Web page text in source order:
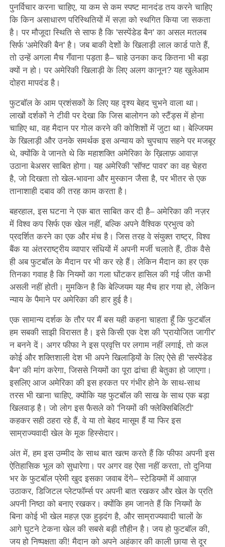
पुनर्विचार करना चाहिए, या कम से कम स्पष्ट मानदंड तय करने चाहिए
कि किन असाधारण परिस्थितियों में सज़ा को स्थगित किया जा सकता
है। पर मौजूदा स्थिति से साफ है कि 'सस्पेंडेड बैन' का असल मतलब
सिर्फ 'अमेरिकी बैन' है। जब बाकी देशों के खिलाड़ी लाल कार्ड पाते हैं,
तो उन्हें अगला मैच गँवाना पड़ता है– चाहे उनका कद कितना भी बड़ा
क्यों न हो। पर अमेरिकी खिलाड़ी के लिए अलग कानून? यह खुलेआम
दोहरा मापदंड है।
फुटबॉल के आम प्रशंसकों के लिए यह दृश्य बेहद चुभने वाला था।
लाखों दर्शकों ने टीवी पर देखा कि जिस बालोगन को स्टैंड्स में होना
चाहिए था, वह मैदान पर गोल करने की कोशिशों में जुटा था। बेल्जियम
के खिलाड़ी और उनके समर्थक इस अन्याय को चुपचाप सहने पर मजबूर
थे, क्योंकि वे जानते थे कि महाशक्ति अमेरिका के ख़िलाफ़ आवाज़
उठाना बेअसर साबित होगा। यह अमेरिकी 'सॉफ्ट पावर' का वह चेहरा
है, जो दिखता तो खेल-भावना और मुस्कान जैसा है, पर भीतर से एक
तानाशाही दबाव की तरह काम करता है।
बहरहाल, इस घटना ने एक बात साबित कर दी है– अमेरिका की नज़र
में विश्व कप सिर्फ एक खेल नहीं, बल्कि अपने वैश्विक प्रभुत्व को
प्रदर्शित करने का एक और मंच है। जिस तरह वे संयुक्त राष्ट्र, विश्व
बैंक या अंतरराष्ट्रीय व्यापार संधियों में अपनी मर्जी चलाते हैं, ठीक वैसे
ही अब फुटबॉल के मैदान पर भी कर रहे हैं। लेकिन मैदान का हर एक
तिनका गवाह है कि नियमों का गला घोंटकर हासिल की गई जीत कभी
असली नहीं होती। मुमकिन है कि बेल्जियम यह मैच हार गया हो, लेकिन
न्याय के पैमाने पर अमेरिका की हार हुई है।
एक सामान्य दर्शक के तौर पर मैं बस यही कहना चाहता हूँ कि फुटबॉल
हम सबकी साझी विरासत है। इसे किसी एक देश की 'प्रायोजित जागीर'
न बनने दें। अगर फीफा ने इस प्रवृत्ति पर लगाम नहीं लगाई, तो कल
कोई और शक्तिशाली देश भी अपने खिलाड़ियों के लिए ऐसे ही 'सस्पेंडेड
बैन' की मांग करेगा, जिससे नियमों का पूरा ढांचा ही बेतुका हो जाएगा।
इसलिए आज अमेरिका की इस हरकत पर गंभीर होने के साथ-साथ
तरस भी खाना चाहिए, क्योंकि यह फुटबॉल की साख के साथ एक बड़ा
खिलवाड़ है। जो लोग इस फैसले को 'नियमों की फ्लेक्सिबिलिटी'
कहकर सही ठहरा रहे हैं, वे या तो बेहद मासूम हैं या फिर इस
साम्राज्यवादी खेल के मूक हिस्सेदार।
अंत में, हम इस उम्मीद के साथ बात खत्म करते हैं कि फीफा अपनी इस
ऐतिहासिक भूल को सुधारेगा। पर अगर वह ऐसा नहीं करता, तो दुनिया
भर के फुटबॉल प्रेमी खुद इसका जवाब देंगे– स्टेडियमों में आवाज़
उठाकर, डिजिटल प्लेटफॉर्म्स पर अपनी बात रखकर और खेल के प्रति
अपनी निष्ठा को बनाए रखकर। क्योंकि हम जानते हैं कि नियमों के
बिना कोई भी खेल महज़ एक हुड़दंग है, और साम्राज्यवादी चालों के
आगे घुटने टेकना खेल की सबसे बड़ी तौहीन है। जय हो फुटबॉल की,
जय हो निष्पक्षता की! मैदान को अपने अहंकार की काली छाया से दूर